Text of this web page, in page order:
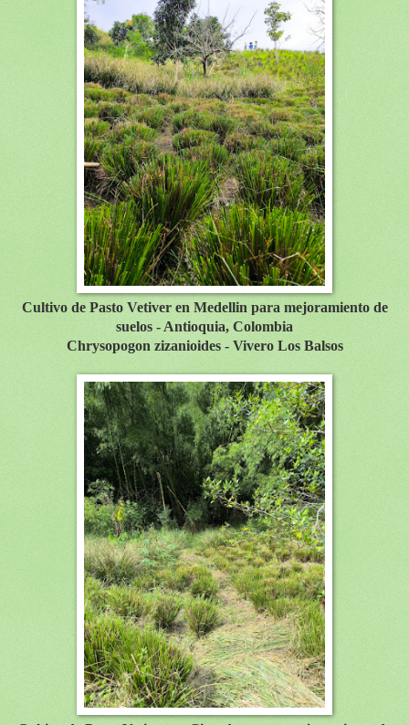
Cultivo de Pasto Vetiver en Medellin para mejoramiento de
suelos - Antioquia, Colombia
Chrysopogon zizanioides - Vivero Los Balsos